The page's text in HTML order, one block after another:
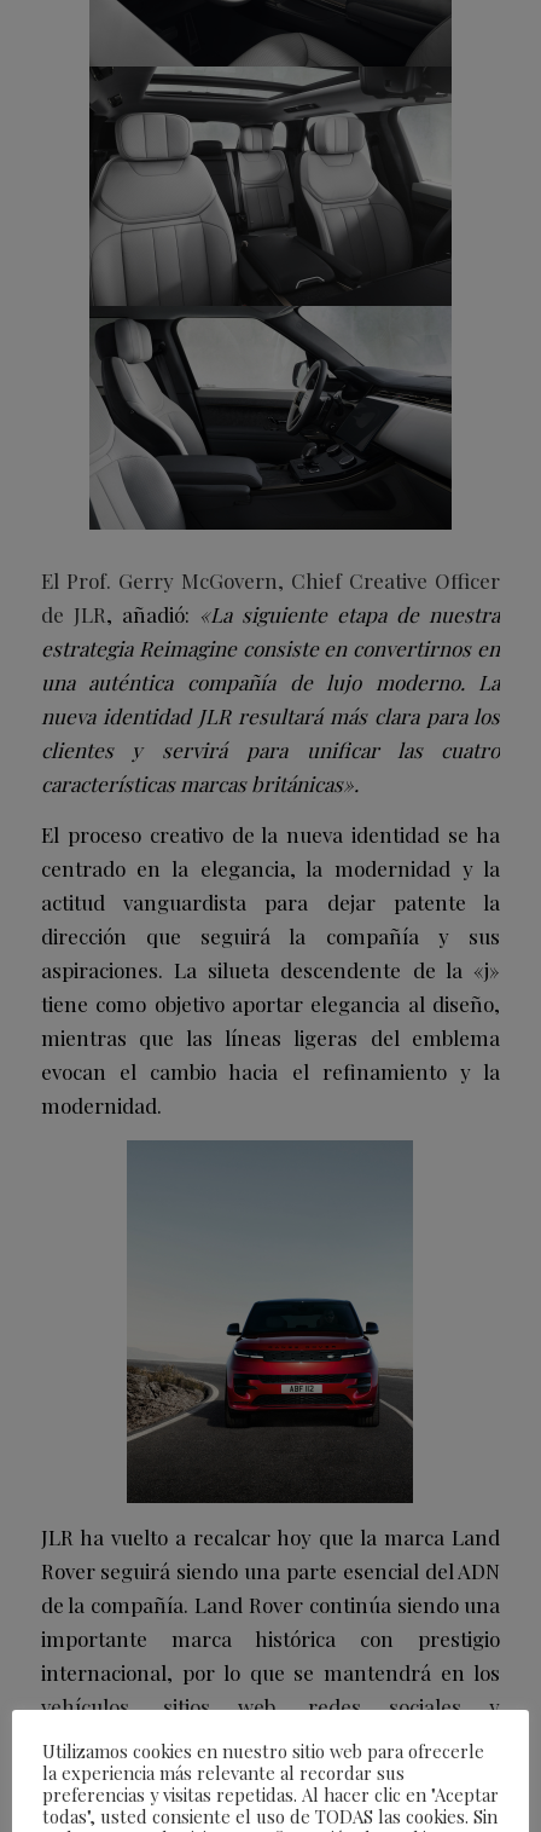
El Prof. Gerry McGovern, Chief Creative Officer
de JLR, añadió: «La siguiente etapa de nuestra
estrategia Reimagine consiste en convertirnos en
una auténtica compañía de lujo moderno. La
nueva identidad JLR resultará más clara para los
clientes y servirá para unificar las cuatro
características marcas británicas».
El proceso creativo de la nueva identidad se ha
centrado en la elegancia, la modernidad y la
actitud vanguardista para dejar patente la
dirección que seguirá la compañía y sus
aspiraciones. La silueta descendente de la «j»
tiene como objetivo aportar elegancia al diseño,
mientras que las líneas ligeras del emblema
evocan el cambio hacia el refinamiento y la
modernidad.
JLR ha vuelto a recalcar hoy que la marca Land
Rover seguirá siendo una parte esencial del ADN
de la compañía. Land Rover continúa siendo una
importante marca histórica con prestigio
internacional, por lo que se mantendrá en los
vehículos, sitios web, redes sociales y
concesionarios como base de las marcas de nivel
mundial Range Rover, Defender y Discovery.
Utilizamos cookies en nuestro sitio web para ofrecerle
la experiencia más relevante al recordar sus
preferencias y visitas repetidas. Al hacer clic en "Aceptar
todas", usted consiente el uso de TODAS las cookies. Sin